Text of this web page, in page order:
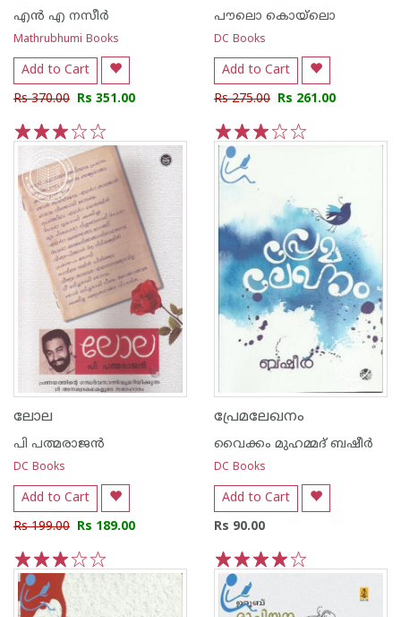
എന്‍ എ നസീര്‍
Mathrubhumi Books
Add to Cart
Rs 370.00 Rs 351.00
5
4
3
2
1
പൗലൊ കൊയ്ലൊ
DC Books
Add to Cart
Rs 275.00 Rs 261.00
2
1
ലോല
പി പത്മരാജന്‍
DC Books
Add to Cart
Rs 199.00 Rs 189.00
5
4
3
2
1
പ്രേമലേഖനം
വൈക്കം മുഹമ്മദ് ബഷീര്‍
DC Books
Add to Cart
Rs 90.00
5
3
2
1